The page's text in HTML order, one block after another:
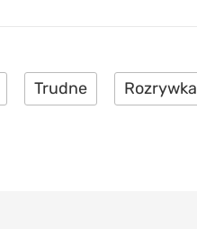
Trudne Rozrywka